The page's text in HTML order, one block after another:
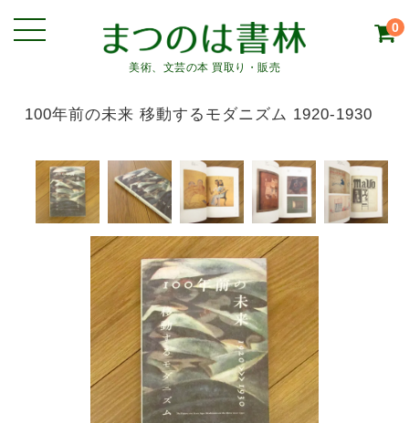
美術、文芸の本 買取り・販売
0
100年前の未来 移動するモダニズム 1920-1930